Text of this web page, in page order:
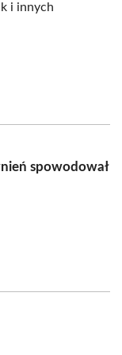
i innych
spowodował